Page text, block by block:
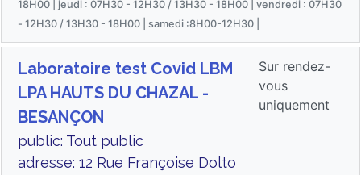
18H00 | jeudi : 07H30 - 12H30 / 13H30 - 18H00 | vendredi : 07H30
- 12H30 / 13H30 - 18H00 | samedi :8H00-12H30 |
Laboratoire test Covid LBM
LPA HAUTS DU CHAZAL -
BESANÇON
public: Tout public
adresse: 12 Rue Françoise Dolto
Sur rendez-
vous
uniquement